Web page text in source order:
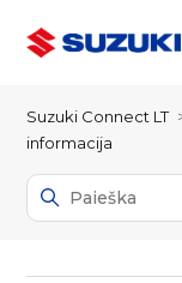
Suzuki Connect LT
informacija